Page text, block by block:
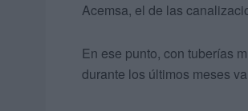
Acemsa, el de las
En ese punto, con tuberías
durante los últimos meses